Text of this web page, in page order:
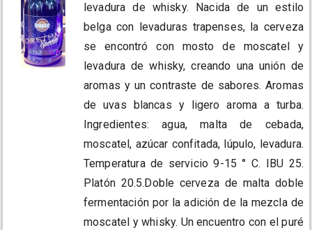
levadura de whisky. Nacida de un estilo
belga con levaduras trapenses, la cerveza
se encontró con mosto de moscatel y
levadura de whisky, creando una unión de
aromas y un contraste de sabores. Aromas
de uvas blancas y ligero aroma a turba.
Ingredientes: agua, malta de cebada,
moscatel, azúcar confitada, lúpulo, levadura.
Temperatura de servicio 9-15 ° C. IBU 25.
Platón 20.5.Doble cerveza de malta doble
fermentación por la adición de la mezcla de
moscatel y whisky. Un encuentro con el puré